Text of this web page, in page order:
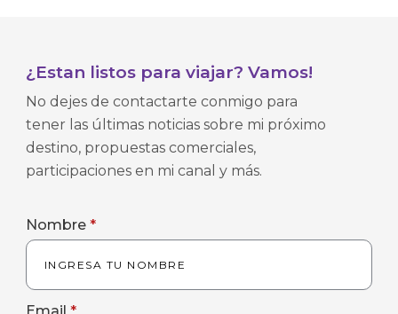
¿Estan listos para viajar? Vamos!
No dejes de contactarte conmigo para
tener las últimas noticias sobre mi próximo
destino, propuestas comerciales,
participaciones en mi canal y más.
Nombre *
Email *